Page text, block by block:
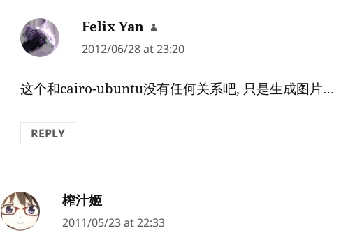
Felix Yan says:
2012/06/28 at 23:20
这个和cairo-ubuntu没有任何关系吧, 只是生成图片…
REPLY
榨汁姬
2011/05/23 at 22:33